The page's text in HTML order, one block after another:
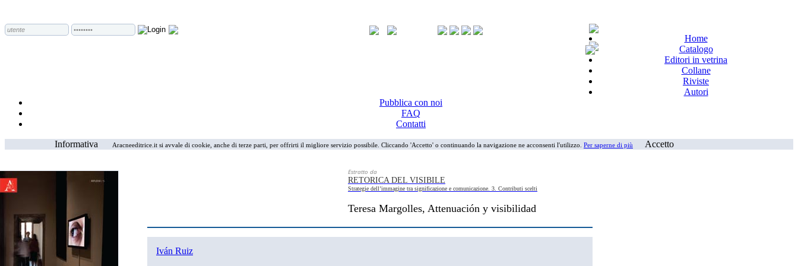
Home
Catalogo
Editori in vetrina
Collane
Riviste
Autori
Pubblica con noi
FAQ
Contatti
Informativa
Aracneeditrice.it si avvale di cookie, anche di terze parti, per offrirti il migliore servizio possibile. Cliccando 'Accetto' o continuando la navigazione ne acconsenti l'utilizzo. Per saperne di più Accetto
Estratto da
RETORICA DEL VISIBILE
Strategie dell’immagine tra significazione e comunicazione. 3. Contributi scelti
Teresa Margolles, Attenuación y visibilidad
Iván Ruiz